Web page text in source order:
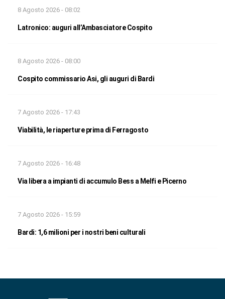
8 Agosto 2026 - 08:02
Latronico: auguri all’Ambasciatore Cospito
8 Agosto 2026 - 08:00
Cospito commissario Asi, gli auguri di Bardi
7 Agosto 2026 - 17:43
Viabilità, le riaperture prima di Ferragosto
7 Agosto 2026 - 16:48
Via libera a impianti di accumulo Bess a Melfi e Picerno
7 Agosto 2026 - 15:59
Bardi: 1,6 milioni per i nostri beni culturali